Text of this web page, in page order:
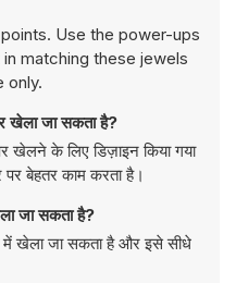
Use the power-ups
matching these jewels
only.
खेला जा सकता है?
के लिए डिज़ाइन किया गया
पर बेहतर काम करता है।
जा सकता है?
खेला जा सकता है और इसे सीधे